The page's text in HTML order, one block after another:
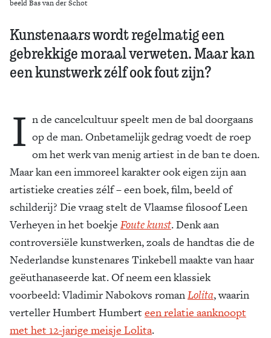
beeld Bas van der Schot
Kunstenaars wordt regelmatig een
gebrekkige moraal verweten. Maar kan
een kunstwerk zélf ook fout zijn?
I n de cancelcultuur speelt men de bal doorgaans
op de man. Onbetamelijk gedrag voedt de roep
om het werk van menig artiest in de ban te doen.
Maar kan een immoreel karakter ook eigen zijn aan
artistieke creaties zélf – een boek, film, beeld of
schilderij? Die vraag stelt de Vlaamse filosoof Leen
Verheyen in het boekje Foute kunst. Denk aan
controversiële kunstwerken, zoals de handtas die de
Nederlandse kunstenares Tinkebell maakte van haar
geëuthanaseerde kat. Of neem een klassiek
voorbeeld: Vladimir Nabokovs romanLolita, waarin
verteller Humbert Humbert een relatie aanknoopt
met het 12-jarige meisje Lolita.